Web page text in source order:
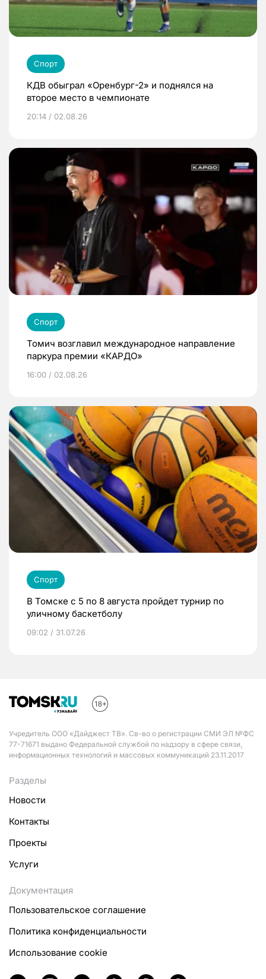
Спорт
КДВ обыграл «Оренбург-2» и поднялся на
второе место в чемпионате
20:14 / 02.08.26
Спорт
Томич возглавил международное направление
паркура премии «КАРДО»
16:00 / 02.08.26
Спорт
В Томске с 5 по 8 августа пройдет турнир по
уличному баскетболу
09:02 / 31.07.26
Учредитель ООО «Дайджест ТВ». Св-во о регистрации СМИ ЭЛ №ФС
77-71671 выдано Федеральной службой по надзору в сфере связи,
информационных технологий и массовых коммуникаций 23.11.2017
Разделы
Новости
Контакты
Проекты
Услуги
Документация
Пользовательское соглашение
Политика конфиденциальности
Использование cookie